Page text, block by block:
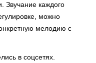
Звучание каждого
можно
мелодию с
в соцсетях.